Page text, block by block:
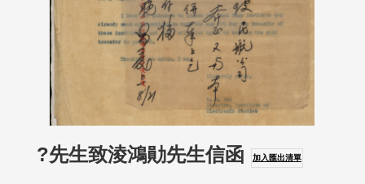
?先生致淩鴻勛先生信函 加入匯出清單